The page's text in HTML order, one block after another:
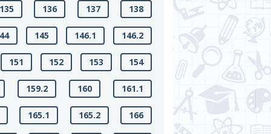
136 137 138
145 146.1 146.2
151 152 153 154
159.2 160 161.1
165.1 165.2 166